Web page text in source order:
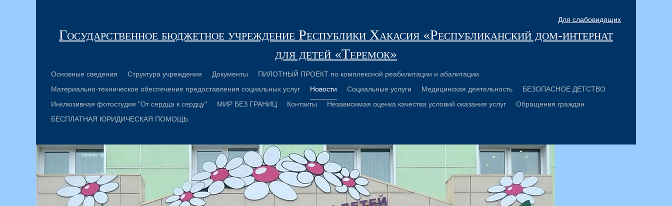
Для слабовидящих
Государственное бюджетное учреждение Республики Хакасия «Республиканский дом-интернат
для детей «Теремок»
Основные сведения Структура учреждения Документы
ПИЛОТНЫЙ ПРОЕКТ по комплексной реабилитации и абалитации
Материально-техническое обеспечение предоставления социальных услуг
Новости Социальные услуги Медицинская деятельность
БЕЗОПАСНОЕ ДЕТСТВО
Инклюзивная фотостудия "От сердца к сердцу"
МИР БЕЗ ГРАНИЦ Контакты Независимая оценка качества условий оказания услуг
Обращения граждан
БЕСПЛАТНАЯ ЮРИДИЧЕСКАЯ ПОМОЩЬ